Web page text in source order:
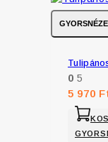
0 5
5 970